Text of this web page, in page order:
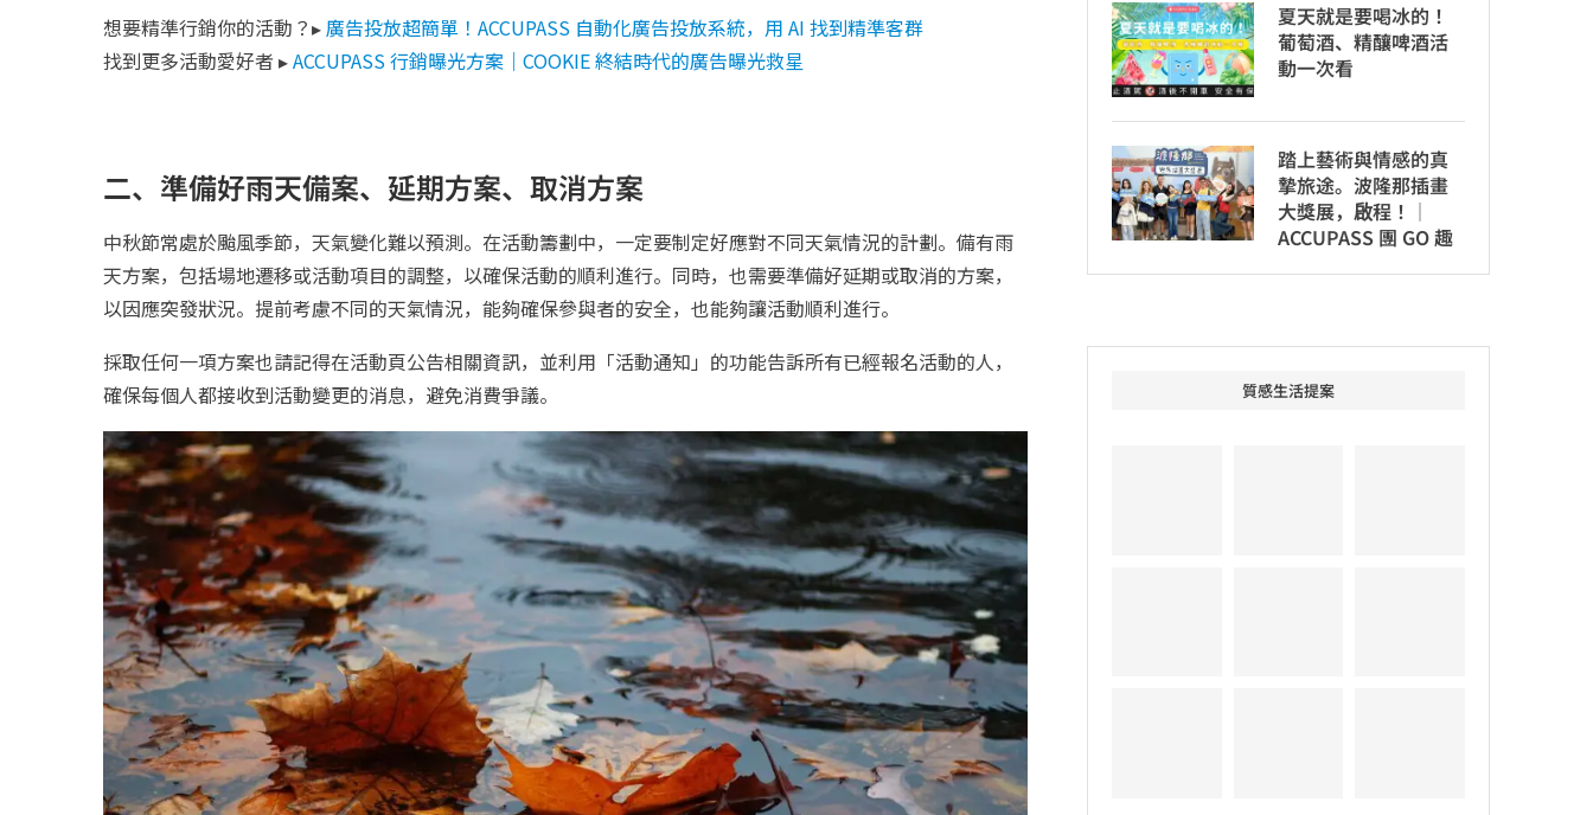
想要精準行銷你的活動？▸廣告投放超簡單！ACCUPASS 自動化廣告投放系統，用 AI 找到精準客群
找到更多活動愛好者 ▸ACCUPASS 行銷曝光方案｜COOKIE 終結時代的廣告曝光救星
二、準備好雨天備案、延期方案、取消方案
中秋節常處於颱風季節，天氣變化難以預測。在活動籌劃中，一定要制定好應對不同天氣情況的計劃。備有雨
天方案，包括場地遷移或活動項目的調整，以確保活動的順利進行。同時，也需要準備好延期或取消的方案，
以因應突發狀況。提前考慮不同的天氣情況，能夠確保參與者的安全，也能夠讓活動順利進行。
採取任何一項方案也請記得在活動頁公告相關資訊，並利用「活動通知」的功能告訴所有已經報名活動的人，
確保每個人都接收到活動變更的消息，避免消費爭議。
夏天就是要喝冰的！
葡萄酒、精釀啤酒活
動一次看
踏上藝術與情感的真
摯旅途。波隆那插畫
大獎展，啟程！│
ACCUPASS 團 GO 趣
質感生活提案